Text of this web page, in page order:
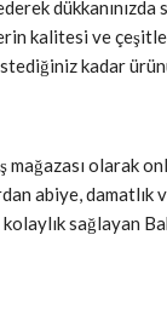
kalitesi ve
kadar
olarak
abiye,
sağlayan